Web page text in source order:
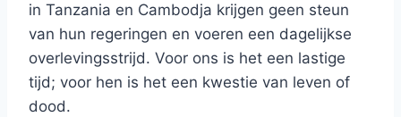
in Tanzania en Cambodja krijgen geen steun
van hun regeringen en voeren een dagelijkse
overlevingsstrijd. Voor ons is het een lastige
tijd; voor hen is het een kwestie van leven of
dood.